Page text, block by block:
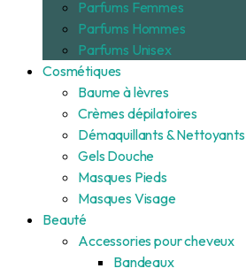
Parfums Femmes
Parfums Hommes
Parfums Unisex
Cosmétiques
Baume à lèvres
Crèmes dépilatoires
Démaquillants & Nettoyants
Gels Douche
Masques Pieds
Masques Visage
Beauté
Accessories pour cheveux
Bandeaux